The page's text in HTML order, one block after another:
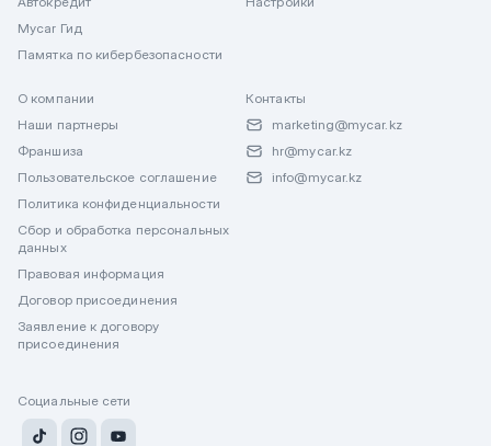
Mycar Гид
Памятка по кибербезопасности
О компании
Наши партнеры
Франшиза
Пользовательское соглашение
Политика конфиденциальности
Сбор и обработка персональных
данных
Правовая информация
Договор присоединения
Заявление к договору
присоединения
Контакты
marketing@mycar.kz
hr@mycar.kz
info@mycar.kz
Социальные сети